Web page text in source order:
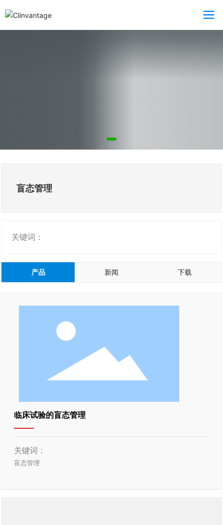
Clinvantage
盲态管理
关键词：
产品 新闻 下载
临床试验的盲态管理
关键词：
盲态管理